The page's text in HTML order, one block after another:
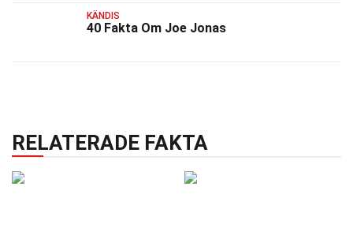
KÄNDIS
40 Fakta Om Joe Jonas
RELATERADE FAKTA